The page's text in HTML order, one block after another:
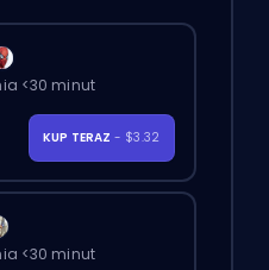
<30 minut
KUP TERAZ - $3.32
<30 minut